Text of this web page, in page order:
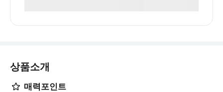
상품소개
매력포인트